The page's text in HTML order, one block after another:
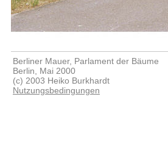
Berliner Mauer, Parlament der Bäume
Berlin, Mai 2000
(c) 2003 Heiko Burkhardt
Nutzungsbedingungen